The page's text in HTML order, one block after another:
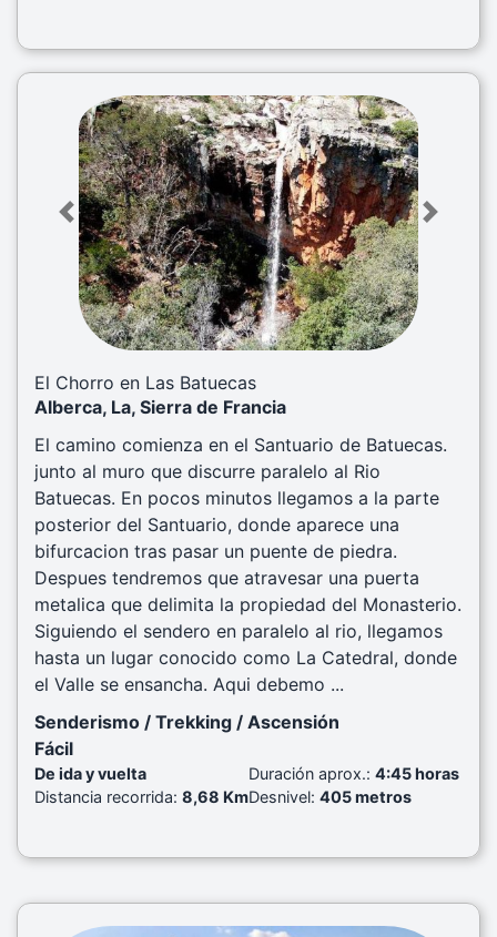
Previous Next
El Chorro en Las Batuecas
Alberca, La, Sierra de Francia
El camino comienza en el Santuario de Batuecas.
junto al muro que discurre paralelo al Rio
Batuecas. En pocos minutos llegamos a la parte
posterior del Santuario, donde aparece una
bifurcacion tras pasar un puente de piedra.
Despues tendremos que atravesar una puerta
metalica que delimita la propiedad del Monasterio.
Siguiendo el sendero en paralelo al rio, llegamos
hasta un lugar conocido como La Catedral, donde
el Valle se ensancha. Aqui debemo ...
Senderismo / Trekking / Ascensión
Fácil
De ida y vuelta Duración aprox.: 4:45 horas
Distancia recorrida: 8,68 KmDesnivel: 405 metros